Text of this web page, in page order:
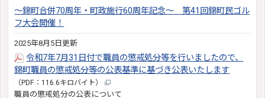
～錦町合併70周年・町政施行60周年記念～ 第41回錦町民ゴル
フ大会開催！
2025年8月5日更新
令和7年7月31日付で職員の懲戒処分等を行いましたので、
錦町職員の懲戒処分等の公表基準に基づき公表いたします
（PDF：116.6キロバイト）
職員の懲戒処分の公表について